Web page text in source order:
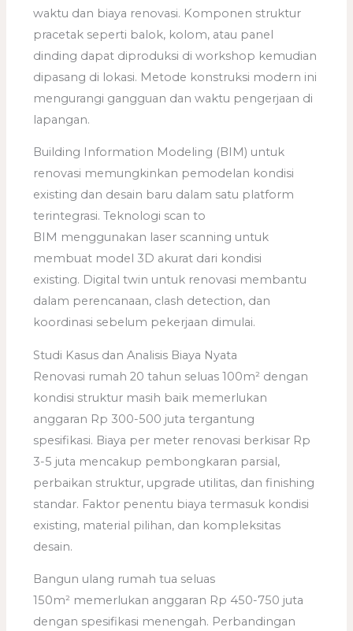
waktu dan biaya renovasi. Komponen struktur
pracetak seperti balok, kolom, atau panel
dinding dapat diproduksi di workshop kemudian
dipasang di lokasi. Metode konstruksi modern ini
mengurangi gangguan dan waktu pengerjaan di
lapangan.
Building Information Modeling (BIM) untuk
renovasi memungkinkan pemodelan kondisi
existing dan desain baru dalam satu platform
terintegrasi. Teknologi scan to
BIM menggunakan laser scanning untuk
membuat model 3D akurat dari kondisi
existing. Digital twin untuk renovasi membantu
dalam perencanaan, clash detection, dan
koordinasi sebelum pekerjaan dimulai.
Studi Kasus dan Analisis Biaya Nyata
Renovasi rumah 20 tahun seluas 100m² dengan
kondisi struktur masih baik memerlukan
anggaran Rp 300-500 juta tergantung
spesifikasi. Biaya per meter renovasi berkisar Rp
3-5 juta mencakup pembongkaran parsial,
perbaikan struktur, upgrade utilitas, dan finishing
standar. Faktor penentu biaya termasuk kondisi
existing, material pilihan, dan kompleksitas
desain.
Bangun ulang rumah tua seluas
150m² memerlukan anggaran Rp 450-750 juta
dengan spesifikasi menengah. Perbandingan